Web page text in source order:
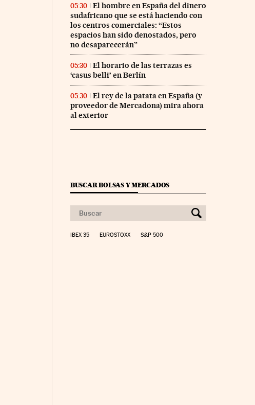
05:30
El hombre en España del dinero
sudafricano que se está haciendo con
los centros comerciales: “Estos
espacios han sido denostados, pero
no desaparecerán”
05:30
El horario de las terrazas es
‘casus belli’ en Berlín
05:30
El rey de la patata en España (y
proveedor de Mercadona) mira ahora
al exterior
BUSCAR BOLSAS Y MERCADOS
IBEX 35 EUROSTOXX S&P 500